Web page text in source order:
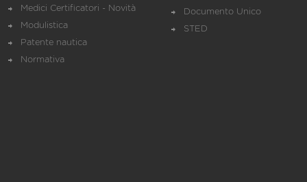
Medici Certificatori - Novità
Modulistica
Patente nautica
Normativa
Documento Unico
STED